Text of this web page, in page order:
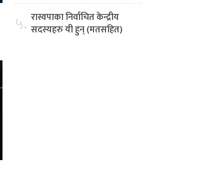
५. रास्वपाका निर्वाचित केन्द्रीय
सदस्यहरु यी हुन् (मतसहित)